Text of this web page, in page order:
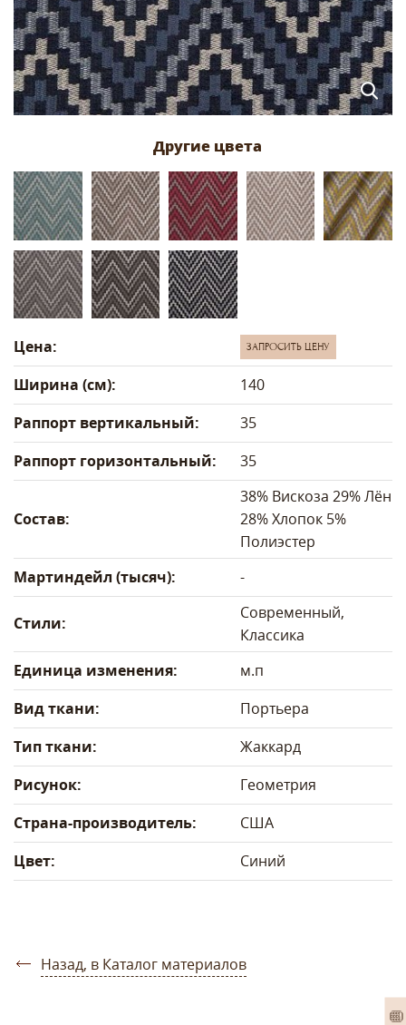
Цена: ЗАПРОСИТЬ ЦЕНУ
Ширина (см):
140
Раппорт вертикальный:
35
Раппорт горизонтальный:
35
Состав:
38% Вискоза 29% Лён
28% Хлопок 5%
Полиэстер
Мартиндейл (тысяч):
-
Стили:
Современный,
Классика
Единица изменения:
м.п
Вид ткани:
Портьера
Тип ткани:
Жаккард
Рисунок:
Геометрия
Страна-производитель:
США
Цвет:
Синий
Назад, в Каталог материалов